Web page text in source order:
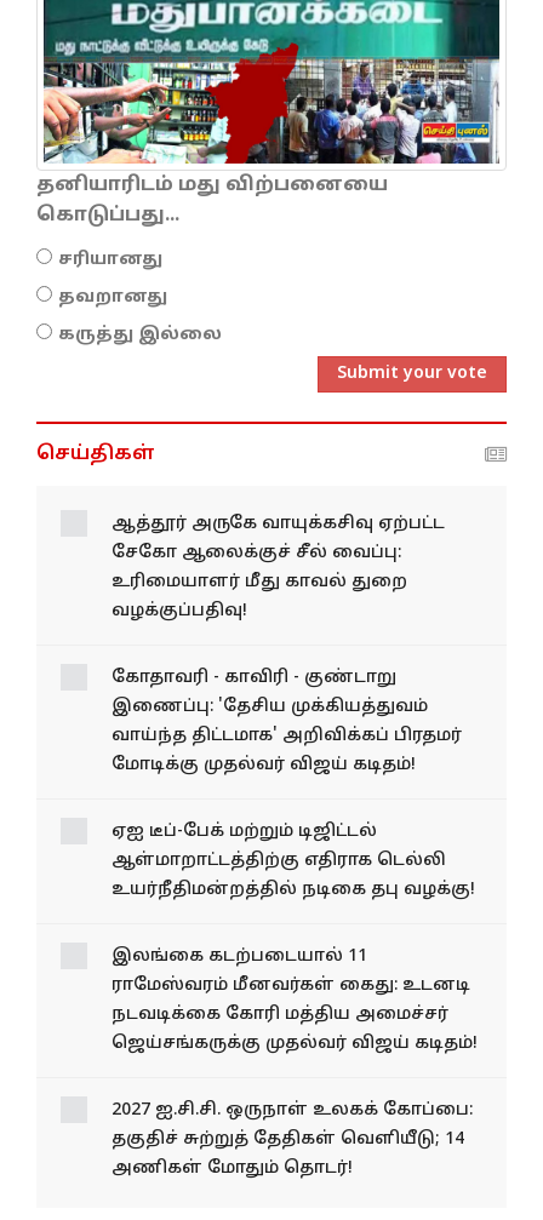
தனியாரிடம் மது விற்பனையை
கொடுப்பது...
சரியானது
தவறானது
கருத்து இல்லை
Submit your vote
செய்திகள்
ஆத்தூர் அருகே வாயுக்கசிவு ஏற்பட்ட
சேகோ ஆலைக்குச் சீல் வைப்பு:
உரிமையாளர் மீது காவல் துறை
வழக்குப்பதிவு!
கோதாவரி - காவிரி - குண்டாறு
இணைப்பு: 'தேசிய முக்கியத்துவம்
வாய்ந்த திட்டமாக' அறிவிக்கப் பிரதமர்
மோடிக்கு முதல்வர் விஜய் கடிதம்!
ஏஐ டீப்-பேக் மற்றும் டிஜிட்டல்
ஆள்மாறாட்டத்திற்கு எதிராக டெல்லி
உயர்நீதிமன்றத்தில் நடிகை தபு வழக்கு!
இலங்கை கடற்படையால் 11
ராமேஸ்வரம் மீனவர்கள் கைது: உடனடி
நடவடிக்கை கோரி மத்திய அமைச்சர்
ஜெய்சங்கருக்கு முதல்வர் விஜய் கடிதம்!
2027 ஐ.சி.சி. ஒருநாள் உலகக் கோப்பை:
தகுதிச் சுற்றுத் தேதிகள் வெளியீடு; 14
அணிகள் மோதும் தொடர்!